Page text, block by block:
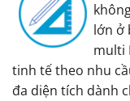
lớn ở
multi
tinh tế theo nhu
đa diện tích dành